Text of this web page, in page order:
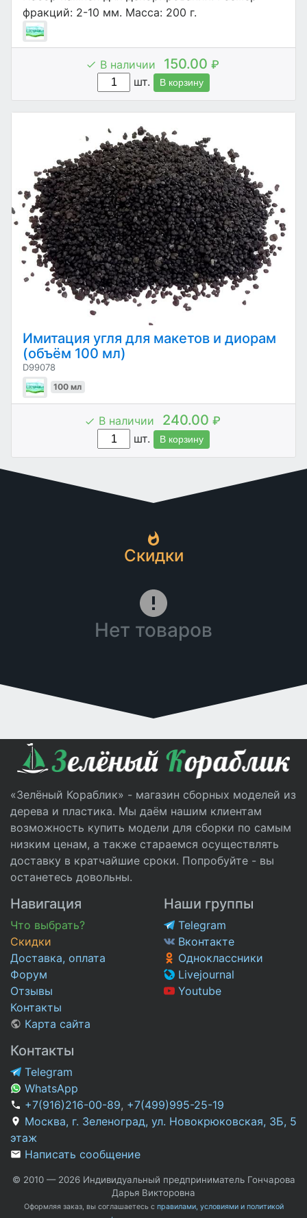
фракций: 2-10 мм. Масса: 200 г.
В наличии 150.00 ₽
шт.
В корзину
Имитация угля для макетов и диорам
(объём 100 мл)
D99078
100 мл
В наличии 240.00 ₽
шт.
В корзину
Скидки
Нет товаров
«Зелёный Кораблик» - магазин сборных моделей из
дерева и пластика. Мы даём нашим клиентам
возможность купить модели для сборки по самым
низким ценам, а также стараемся осуществлять
доставку в кратчайшие сроки. Попробуйте - вы
останетесь довольны.
Навигация
Что выбрать?
Скидки
Доставка, оплата
Форум
Отзывы
Контакты
Карта сайта
Наши группы
Telegram
Вконтакте
Одноклассники
Livejournal
Youtube
Контакты
Telegram
WhatsApp
+7(916)216-00-89, +7(499)995-25-19
Москва, г. Зеленоград, ул. Новокрюковская, 3Б, 5
этаж
Написать сообщение
© 2010 — 2026 Индивидуальный предприниматель Гончарова
Дарья Викторовна
Оформляя заказ, вы соглашаетесь с правилами, условиями и политикой